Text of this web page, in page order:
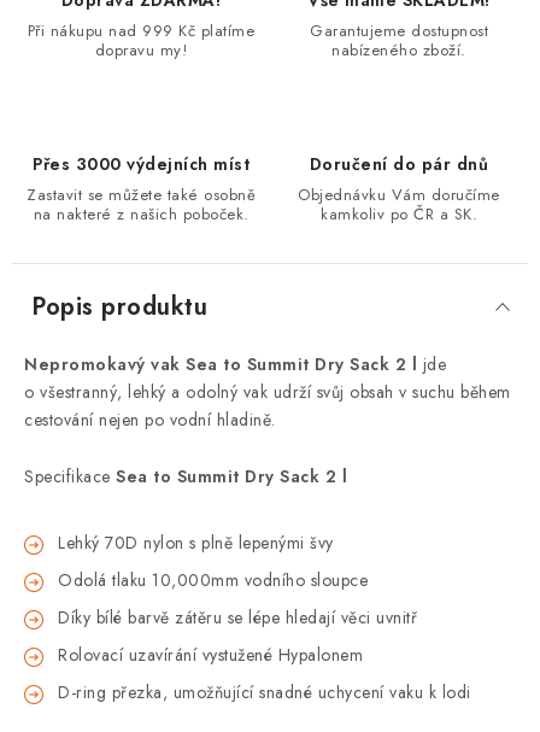
Při nákupu nad 999 Kč platíme
dopravu my!
Garantujeme dostupnost
nabízeného zboží.
Přes 3000 výdejních míst
Zastavit se můžete také osobně
na nakteré z našich poboček.
Doručení do pár dnů
Objednávku Vám doručíme
kamkoliv po ČR a SK.
Popis produktu
Nepromokavý vak Sea to Summit Dry Sack 2 l jde
o všestranný, lehký a odolný vak udrží svůj obsah v suchu během
cestování nejen po vodní hladině.
Specifikace Sea to Summit Dry Sack 2 l
Lehký 70D nylon s plně lepenými švy
Odolá tlaku 10,000mm vodního sloupce
Díky bílé barvě zátěru se lépe hledají věci uvnitř
Rolovací uzavírání vystužené Hypalonem
D-ring přezka, umožňující snadné uchycení vaku k lodi